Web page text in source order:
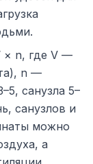
× n, где V —
n —
санузла 5–
санузлов и
можно
а